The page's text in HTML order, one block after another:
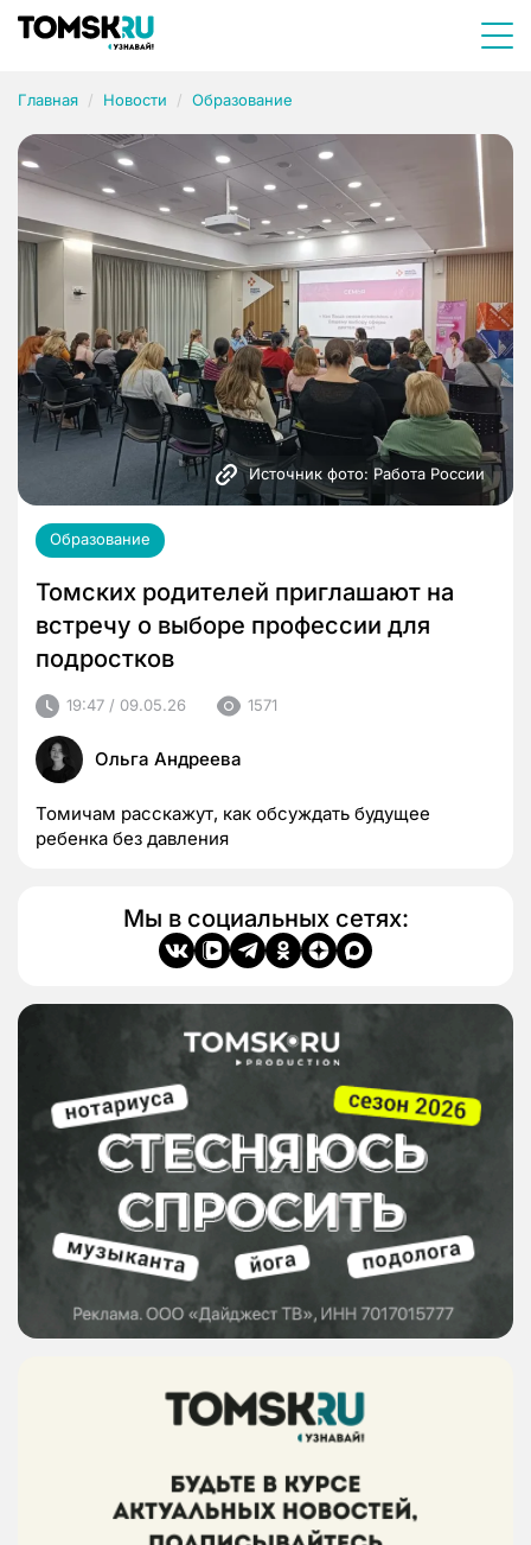
Главная Новости Образование
Источник фото: Работа России
Образование
Томских родителей приглашают на
встречу о выборе профессии для
подростков
19:47 / 09.05.26 1571
Ольга Андреева
Томичам расскажут, как обсуждать будущее
ребенка без давления
Мы в социальных сетях: